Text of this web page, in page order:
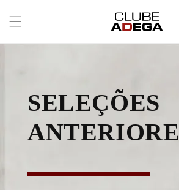
para o
conteúdo
SELEÇÕES